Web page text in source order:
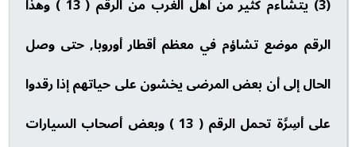
الرقم موضع تشاؤم في معظم أقطار أوروبا, حتى وصل
الحال إلى أن بعض المرضى يخشون على حياتهم إذا رقدوا
على أسِرَّة تحمل الرقم ( 13 ) وبعض أصحاب السيارات